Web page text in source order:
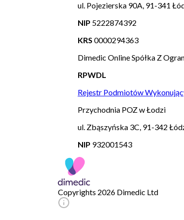
ul. Pojezierska 90A, 91-341
NIP 5222874392
KRS 0000294363
Dimedic Online Spółka Z
RPWDL
Rejestr Podmiotów
Przychodnia POZ w Łodzi
ul. Zbąszyńska 3C, 91-342
NIP 932001543
Copyrights 2026 Dimedic Ltd